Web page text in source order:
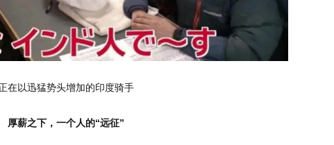
在以迅猛势头增加的印度骑手
厚薪之下，一个人的“远征”